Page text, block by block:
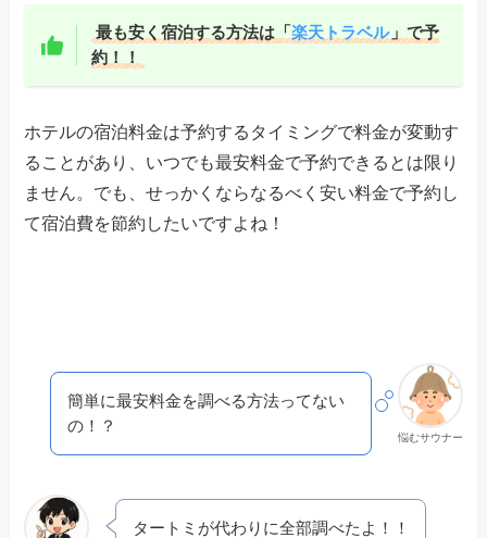
最も安く宿泊する方法は「楽天トラベル 」で予
約！！
ホテルの宿泊料金は予約するタイミングで料金が変動す
ることがあり、いつでも最安料金で予約できるとは限り
ません。でも、せっかくならなるべく安い料金で予約し
て宿泊費を節約したいですよね！
悩むサウナー
簡単に最安料金を調べる方法ってない
の！？
タートミが代わりに全部調べたよ！！